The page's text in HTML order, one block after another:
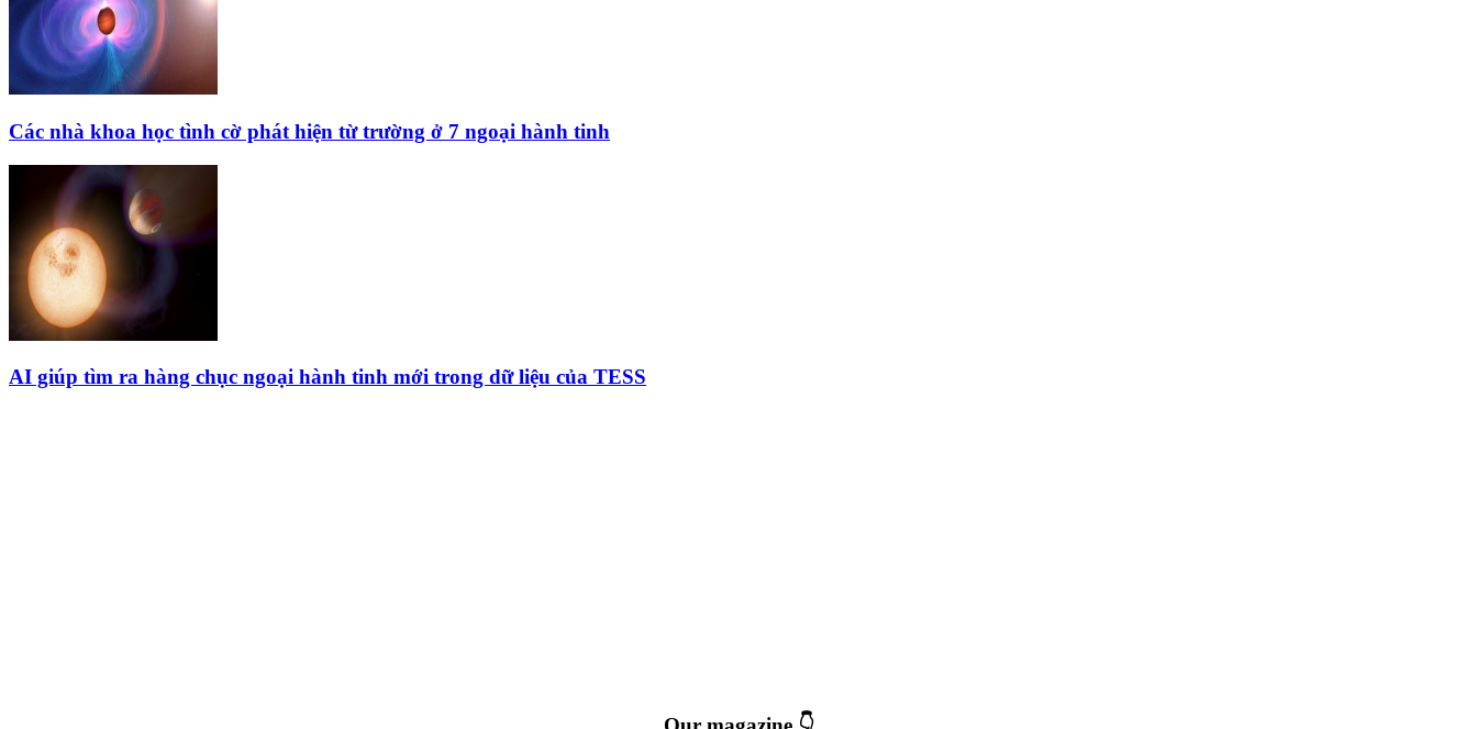
Các nhà khoa học tình cờ phát hiện từ trường ở 7 ngoại hành tinh
AI giúp tìm ra hàng chục ngoại hành tinh mới trong dữ liệu của TESS